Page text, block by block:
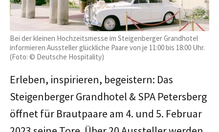
Bei der kleinen Hochzeitsmesse im Steigenberger Grandhotel
informieren Aussteller glückliche Paare von je 11:00 bis 18:00 Uhr.
(Foto: © Deutsche Hospitality)
Erleben, inspirieren, begeistern: Das
Steigenberger Grandhotel & SPA Petersberg
öffnet für Brautpaare am 4. und 5. Februar